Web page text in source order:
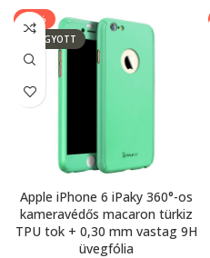
-15%
ELFOGYOTT
Apple iPhone 6 iPaky 360°-os
kameravédős macaron türkiz
TPU tok + 0,30 mm vastag 9H
üvegfólia